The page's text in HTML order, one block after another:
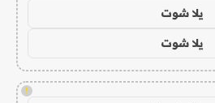
يلا شوت
يلا شوت
!